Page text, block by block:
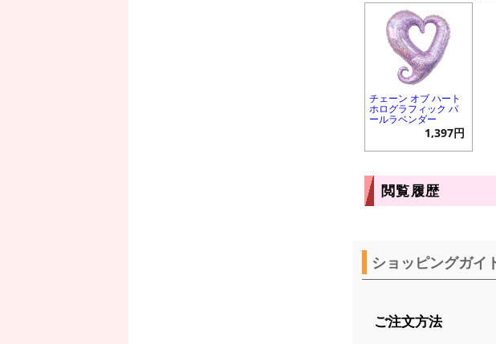
チェーン オブ ハート
ホログラフィック パ
ールラベンダー
1,397円
閲覧履歴
ショッピングガイ
ご注文方法